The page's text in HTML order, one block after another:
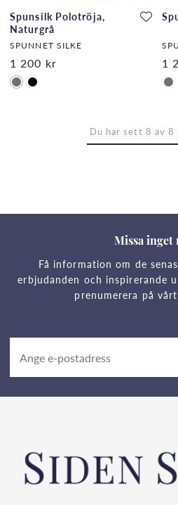
Spunsilk Polotröja,
Naturgrå
SPUNNET SILKE
1 200 kr 1
Du har sett 8 av
Missa inget
Få information om de
erbjudanden och inspirerande
prenumerera på